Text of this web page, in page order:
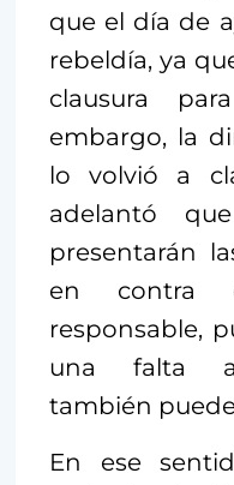
que el día de
rebeldía, ya
clausura
embargo, la
lo volvió a
adelantó
presentarán
en contra
responsable,
una falta
también
En ese